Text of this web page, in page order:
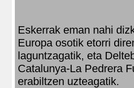
Eskerrak eman nahi
Europa osotik etorri
laguntzagatik, eta
Catalunya-La Pedrera
erabiltzen uzteagatik.